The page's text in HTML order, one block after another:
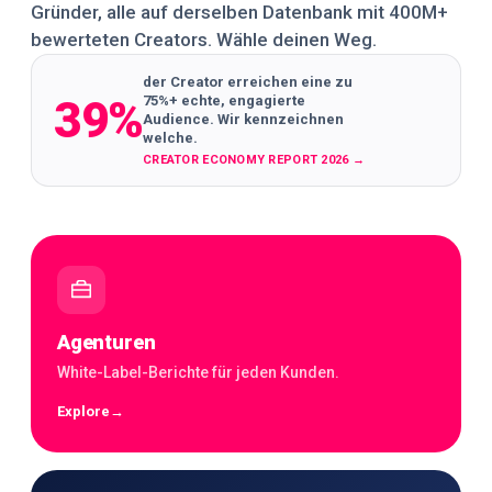
Gründer, alle auf derselben Datenbank mit 400M+
bewerteten Creators. Wähle deinen Weg.
39%
der Creator erreichen eine zu
75%+ echte, engagierte
Audience. Wir kennzeichnen
welche.
CREATOR ECONOMY REPORT 2026→
Agenturen
White-Label-Berichte für jeden Kunden.
Explore →